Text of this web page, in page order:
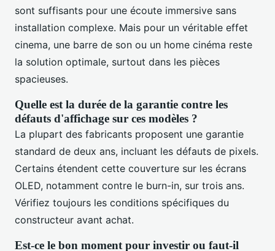
sont suffisants pour une écoute immersive sans
installation complexe. Mais pour un véritable effet
cinema, une barre de son ou un home cinéma reste
la solution optimale, surtout dans les pièces
spacieuses.
Quelle est la durée de la garantie contre les
défauts d'affichage sur ces modèles ?
La plupart des fabricants proposent une garantie
standard de deux ans, incluant les défauts de pixels.
Certains étendent cette couverture sur les écrans
OLED, notamment contre le burn-in, sur trois ans.
Vérifiez toujours les conditions spécifiques du
constructeur avant achat.
Est-ce le bon moment pour investir ou faut-il